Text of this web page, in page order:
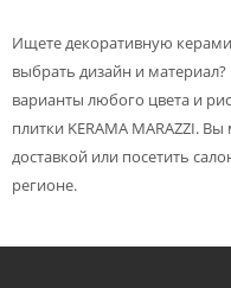
Ищете декоративную
выбрать дизайн и
варианты любого цвета и
плитки KERAMA MARAZZI.
доставкой или посетить
регионе.